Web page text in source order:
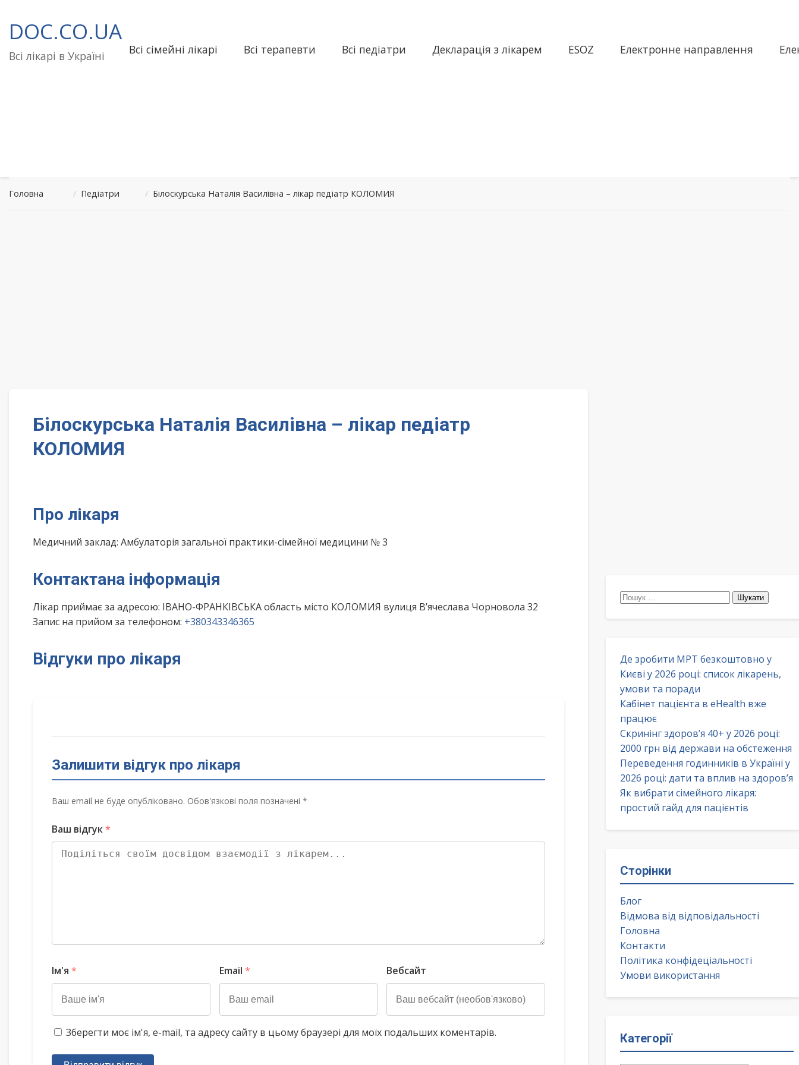
до
вмісту
DOC.CO.UA
Всі лікарі в Україні Всі сімейні лікарі Всі терапевти Всі педіатри Декларація з лікарем ESOZ Електронне направлення
Головна / Педіатри / Білоскурська Наталія Василівна – лікар педіатр КОЛОМИЯ
Білоскурська Наталія Василівна – лікар педіатр
КОЛОМИЯ
Про лікаря
Медичний заклад: Амбулаторія загальної практики-сімейної медицини № 3
Контактана інформація
Лікар приймає за адресою: ІВАНО-ФРАНКІВСЬКА область місто КОЛОМИЯ вулиця В’ячеслава Чорновола 32
Запис на прийом за телефоном: +380343346365
Відгуки про лікаря
Залишити відгук про лікаря
Ваш email не буде опубліковано. Обов'язкові поля позначені *
Ваш відгук*
Ім'я * Email * Вебсайт
Зберегти моє ім'я, e-mail, та адресу сайту в цьому браузері для моїх подальших коментарів.
Пошук:
Де зробити МРТ безкоштовно у
Києві у 2026 році: список лікарень,
умови та поради
Кабінет пацієнта в eHealth вже
працює
Скринінг здоров’я 40+ у 2026 році:
2000 грн від держави на обстеження
Переведення годинників в Україні у
2026 році: дати та вплив на здоров’я
Як вибрати сімейного лікаря:
простий гайд для пацієнтів
Сторінки
Блог
Відмова від відповідальності
Головна
Контакти
Політика конфідеціальності
Умови використання
Категорії